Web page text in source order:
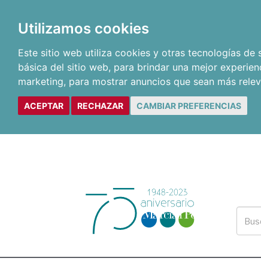
Utilizamos cookies
Este sitio web utiliza cookies y otras tecnologías de
básica del sitio web, para brindar una mejor
marketing, para mostrar anuncios que sean más
ACEPTAR RECHAZAR CAMBIAR PREFERENCIAS